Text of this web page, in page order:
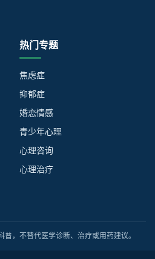
热门专题
焦虑症
抑郁症
婚恋情感
青少年心理
心理咨询
心理治疗
，不替代医学诊断、治疗或用药建议。